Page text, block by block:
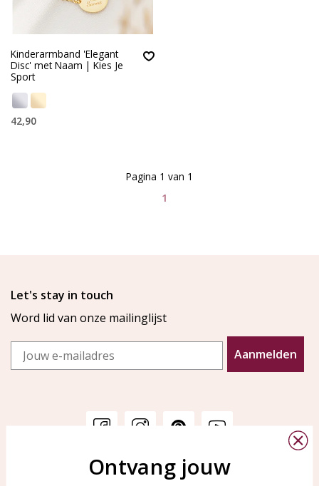
Kinderarmband 'Elegant
Disc' met Naam | Kies Je
Sport
42,90
1
Pagina 1 van 1
Let's stay in touch
Word lid van onze mailinglijst
Email
Aanmelden
KAYA Sieraden
Ontvang jouw